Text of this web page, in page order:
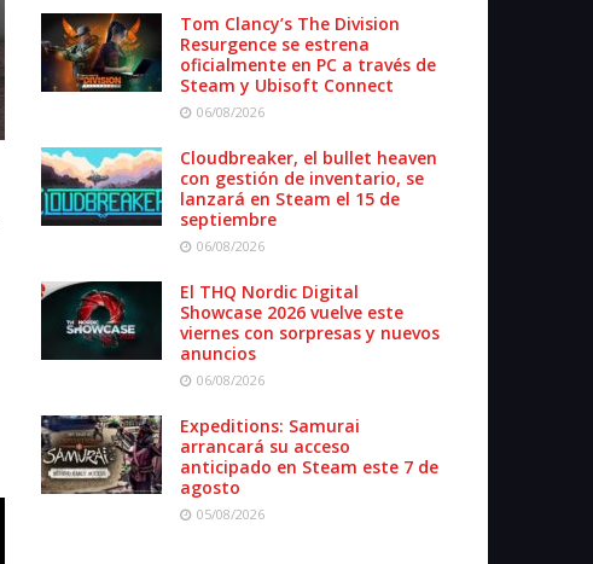
Tom Clancy’s The Division
Resurgence se estrena
oficialmente en PC a través de
Steam y Ubisoft Connect
06/08/2026
Cloudbreaker, el bullet heaven
con gestión de inventario, se
lanzará en Steam el 15 de
septiembre
06/08/2026
El THQ Nordic Digital
Showcase 2026 vuelve este
viernes con sorpresas y nuevos
anuncios
06/08/2026
Expeditions: Samurai
arrancará su acceso
anticipado en Steam este 7 de
agosto
05/08/2026